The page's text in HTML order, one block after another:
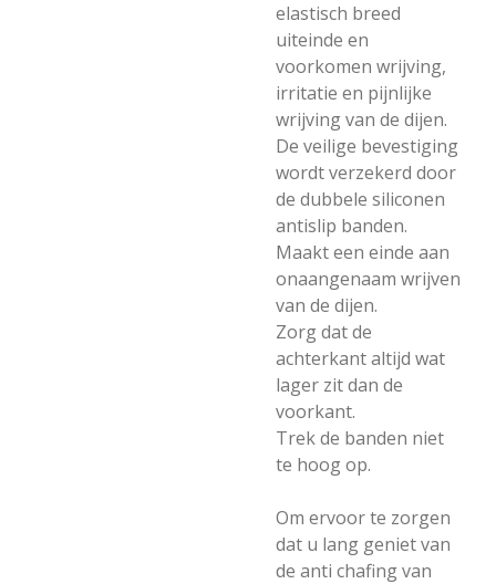
elastisch breed
uiteinde en
voorkomen wrijving,
irritatie en pijnlijke
wrijving van de dijen.
De veilige bevestiging
wordt verzekerd door
de dubbele siliconen
antislip banden.
Maakt een einde aan
onaangenaam wrijven
van de dijen.
Zorg dat de
achterkant altijd wat
lager zit dan de
voorkant.
Trek de banden niet
te hoog op.
Om ervoor te zorgen
dat u lang geniet van
de anti chafing van